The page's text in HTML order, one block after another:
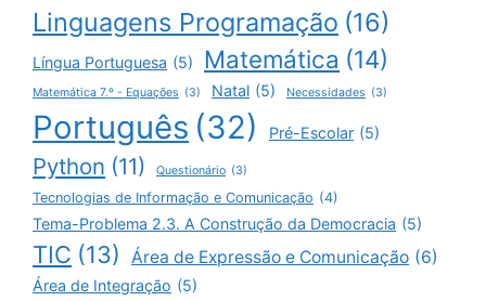
Linguagens Programação (16)
Língua Portuguesa (5) Matemática (14)
Matemática 7.º - Equações (3) Natal (5) Necessidades (3)
Português (32) Pré-Escolar (5)
Python (11) Questionário (3)
Tecnologias de Informação e Comunicação (4)
Tema-Problema 2.3. A Construção da Democracia (5)
TIC (13) Área de Expressão e Comunicação (6)
Área de Integração (5)